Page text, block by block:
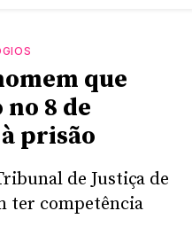
que
8 de
prisão
de Justiça de
ter competência